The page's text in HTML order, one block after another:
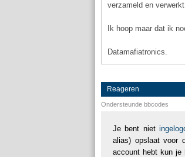
verzameld en
Ik hoop maar dat ik
Datamafiatronics.
Reageren
Ondersteunde bbcodes
Je bent niet
alias) opslaat voor
account hebt kun je